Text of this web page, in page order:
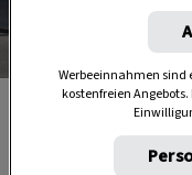
Sie
Werbeeinnahmen sind
kostenfreien